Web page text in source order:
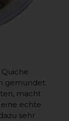
gemundet.
macht
echte
sehr